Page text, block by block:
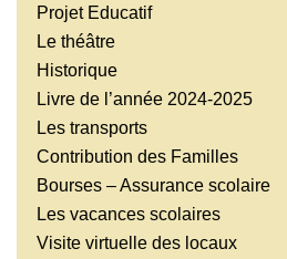
Projet Educatif
Le théâtre
Historique
Livre de l’année 2024-2025
Les transports
Contribution des Familles
Bourses – Assurance scolaire
Les vacances scolaires
Visite virtuelle des locaux